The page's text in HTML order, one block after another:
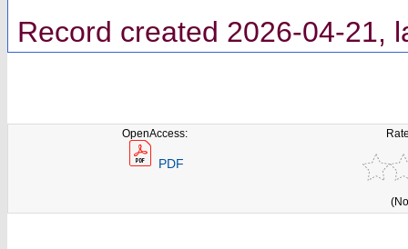
Record created 2026-04-21,
OpenAccess:
PDF